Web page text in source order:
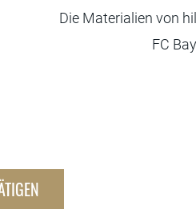
Die Materialien von
FC